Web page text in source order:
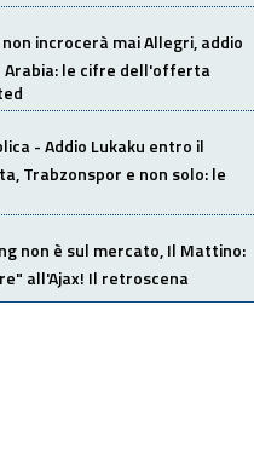
incrocerà mai Allegri, addio
Arabia: le cifre dell'offerta
- Addio Lukaku entro il
Trabzonspor e non solo: le
non è sul mercato, Il Mattino:
all'Ajax! Il retroscena